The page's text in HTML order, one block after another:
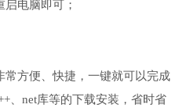
电脑即可；
常方便、快捷，一键就可以完成
、net库等的下载安装，省时省